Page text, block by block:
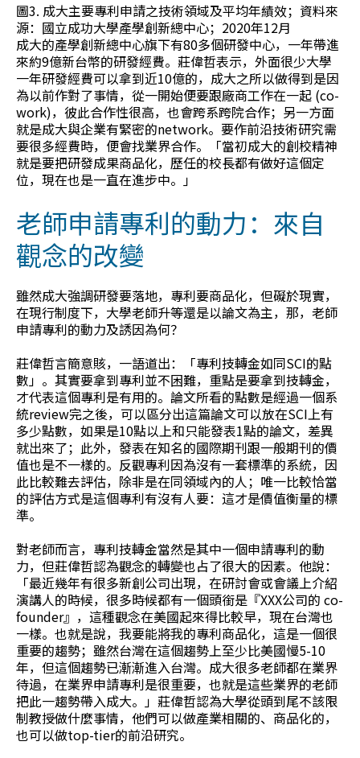
圖3. 成大主要專利申請之技術領域及平均年績效；資料來
源：國立成功大學產學創新總中心；2020年12月
成大的產學創新總中心旗下有80多個研發中心，一年帶進
來約9億新台幣的研發經費。莊偉哲表示，外面很少大學
一年研發經費可以拿到近10億的，成大之所以做得到是因
為以前作對了事情，從一開始便要跟廠商工作在一起 (co-
work)，彼此合作性很高，也會跨系跨院合作；另一方面
就是成大與企業有緊密的network。要作前沿技術研究需
要很多經費時，便會找業界合作。「當初成大的創校精神
就是要把研發成果商品化，歷任的校長都有做好這個定
位，現在也是一直在進步中。」
老師申請專利的動力：來自
觀念的改變
雖然成大強調研發要落地，專利要商品化，但礙於現實，
在現行制度下，大學老師升等還是以論文為主，那，老師
申請專利的動力及誘因為何？
莊偉哲言簡意賅，一語道出：「專利技轉金如同SCI的點
數」。其實要拿到專利並不困難，重點是要拿到技轉金，
才代表這個專利是有用的。論文所看的點數是經過一個系
統review完之後，可以區分出這篇論文可以放在SCI上有
多少點數，如果是10點以上和只能發表1點的論文，差異
就出來了；此外，發表在知名的國際期刊跟一般期刊的價
值也是不一樣的。反觀專利因為沒有一套標準的系統，因
此比較難去評估，除非是在同領域內的人；唯一比較恰當
的評估方式是這個專利有沒有人要：這才是價值衡量的標
準。
對老師而言，專利技轉金當然是其中一個申請專利的動
力，但莊偉哲認為觀念的轉變也占了很大的因素。他說：
「最近幾年有很多新創公司出現，在研討會或會議上介紹
演講人的時候，很多時候都有一個頭銜是『XXX公司的 co-
founder』，這種觀念在美國起來得比較早，現在台灣也
一樣。也就是說，我要能將我的專利商品化，這是一個很
重要的趨勢；雖然台灣在這個趨勢上至少比美國慢5-10
年，但這個趨勢已漸漸進入台灣。成大很多老師都在業界
待過，在業界申請專利是很重要，也就是這些業界的老師
把此一趨勢帶入成大。」莊偉哲認為大學從頭到尾不該限
制教授做什麼事情，他們可以做產業相關的、商品化的，
也可以做top-tier的前沿研究。